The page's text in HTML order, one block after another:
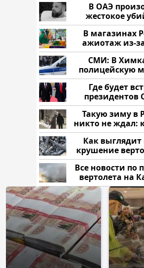
В ОАЭ
жестокое
В магазинах
ажиотаж из-
продукта: что
СМИ: В
полицейскую
напали и
Где будет
президентов
России:
Такую зиму в
никто не ждал:
Как выглядит
крушение
Кавказе:
Все новости по
вертолета на
читать